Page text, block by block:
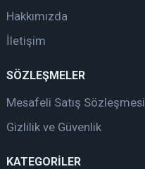
Hakkımızda
İletişim
SÖZLEŞMELER
Mesafeli Satış Sözleşmesi
Gizlilik ve Güvenlik
KATEGORİLER